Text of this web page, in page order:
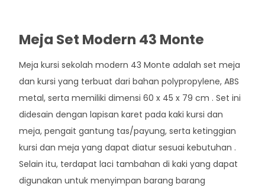
Meja Set Modern 43 Monte
Meja kursi sekolah modern 43 Monte adalah set meja
dan kursi yang terbuat dari bahan polypropylene, ABS
metal, serta memiliki dimensi 60 x 45 x 79 cm . Set ini
didesain dengan lapisan karet pada kaki kursi dan
meja, pengait gantung tas/payung, serta ketinggian
kursi dan meja yang dapat diatur sesuai kebutuhan .
Selain itu, terdapat laci tambahan di kaki yang dapat
digunakan untuk menyimpan barang barang